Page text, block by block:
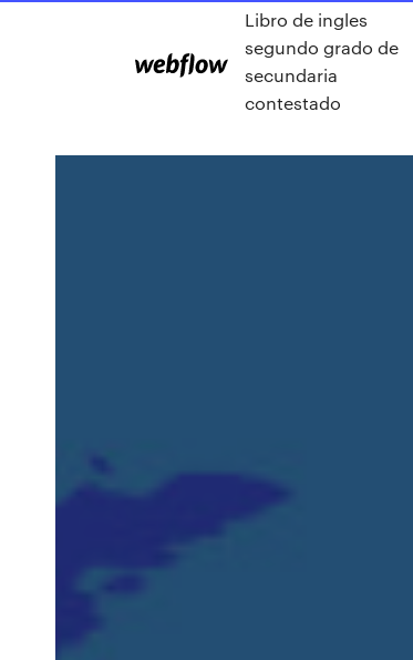
Libro de ingles
segundo grado de
secundaria
contestado